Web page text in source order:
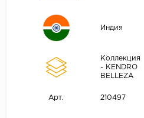
Индия
Коллекция
- KENDRO
BELLEZA
Арт. 210497